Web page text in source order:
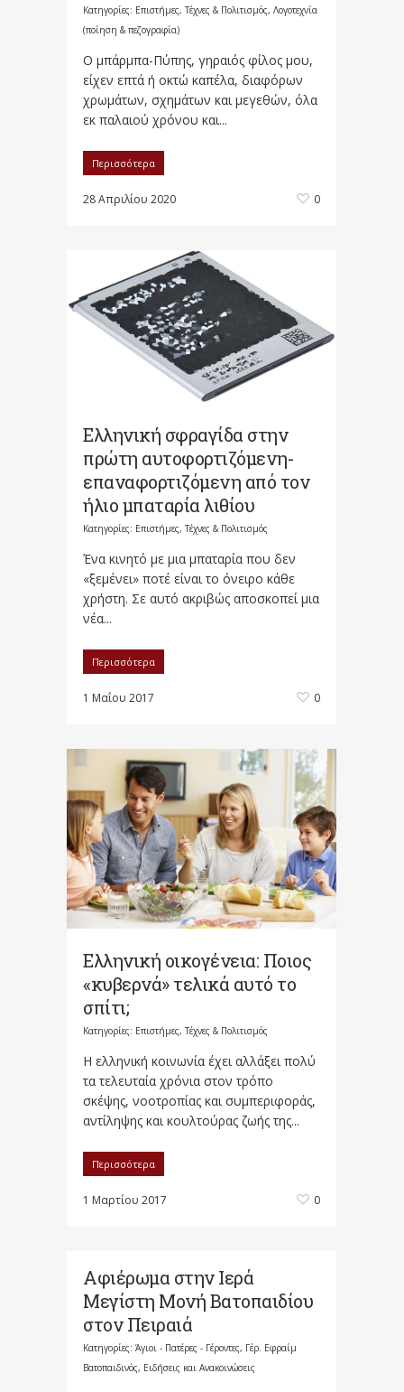
Κατηγορίες: Επιστήμες, Τέχνες & Πολιτισμός, Λογοτεχνία
(ποίηση & πεζογραφία)
Ο μπάρμπα-Πύπης, γηραιός φίλος μου,
είχεν επτά ή οκτώ καπέλα, διαφόρων
χρωμάτων, σχημάτων και μεγεθών, όλα
εκ παλαιού χρόνου και...
Περισσότερα
28 Απριλίου 2020 0
Ελληνική σφραγίδα στην
πρώτη αυτοφορτιζόμενη-
επαναφορτιζόμενη από τον
ήλιο μπαταρία λιθίου
Κατηγορίες: Επιστήμες, Τέχνες & Πολιτισμός
Ένα κινητό με μια μπαταρία που δεν
«ξεμένει» ποτέ είναι το όνειρο κάθε
χρήστη. Σε αυτό ακριβώς αποσκοπεί μια
νέα...
Περισσότερα
1 Μαΐου 2017 0
Ελληνική οικογένεια: Ποιος
«κυβερνά» τελικά αυτό το
σπίτι;
Κατηγορίες: Επιστήμες, Τέχνες & Πολιτισμός
Η ελληνική κοινωνία έχει αλλάξει πολύ
τα τελευταία χρόνια στον τρόπο
σκέψης, νοοτροπίας και συμπεριφοράς,
αντίληψης και κουλτούρας ζωής της...
Περισσότερα
1 Μαρτίου 2017 0
Αφιέρωμα στην Ιερά
Μεγίστη Μονή Βατοπαιδίου
στον Πειραιά
Κατηγορίες: Άγιοι - Πατέρες - Γέροντες, Γέρ. Εφραίμ
Βατοπαιδινός, Ειδήσεις και Ανακοινώσεις